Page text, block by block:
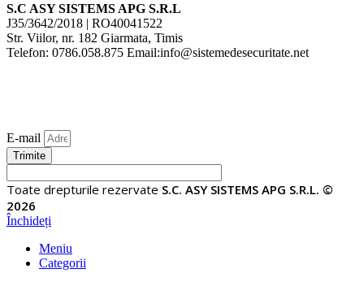
S.C ASY SISTEMS APG S.R.L
J35/3642/2018 | RO40041522
Str. Viilor, nr. 182 Giarmata, Timis
Telefon: 0786.058.875 Email:info@sistemedesecuritate.net
E-mail
Trimite
Toate drepturile rezervate S.C. ASY SISTEMS APG S.R.L. ©
2026
Închideți
Meniu
Categorii